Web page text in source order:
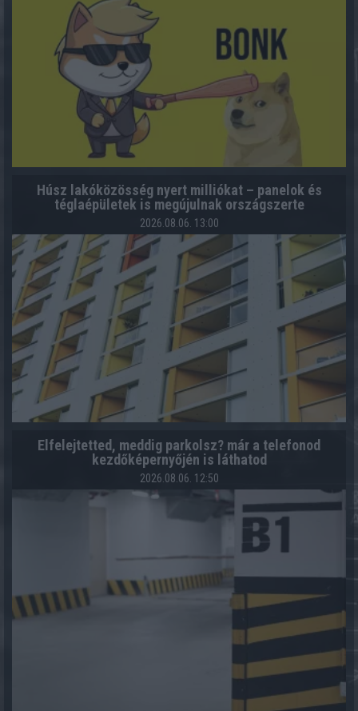
Húsz lakóközösség nyert milliókat – panelok és
téglaépületek is megújulnak országszerte
2026.08.06. 13:00
Elfelejtetted, meddig parkolsz? már a telefonod
kezdőképernyőjén is láthatod
2026.08.06. 12:50